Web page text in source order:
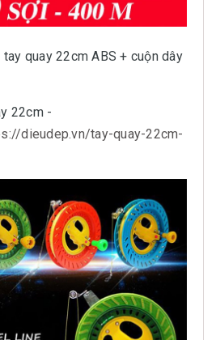
tay quay 22cm ABS + cuộn dây
22cm -
dieudep.vn/tay-quay-22cm-